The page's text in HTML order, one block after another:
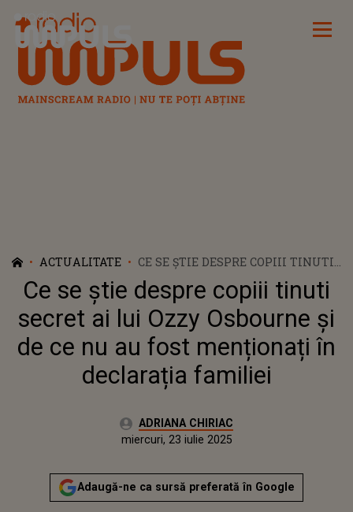
Radio Impuls
ACTUALITATE
CE SE ȘTIE DESPRE COPIII TINUTI
SECRET AI LUI OZZY OSBOURNE ȘI
DE CE NU AU FOST MENȚIONAȚI
ÎN DECLARAȚIA FAMILIEI
Ce se știe despre copiii tinuti
secret ai lui Ozzy Osbourne și
de ce nu au fost menționați în
declarația familiei
Autor:ADRIANA CHIRIAC
miercuri, 23 iulie 2025Actualizat:
miercuri, 23 iulie 2025
Adaugă-ne ca sursă preferată în Google